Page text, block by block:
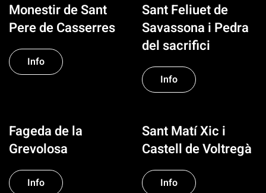
Monestir de Sant
Pere de Casserres
Info
Sant Feliuet de
Savassona i Pedra
del sacrifici
Info
Fageda de la
Grevolosa
Info
Sant Matí Xic i
Castell de Voltregà
Info